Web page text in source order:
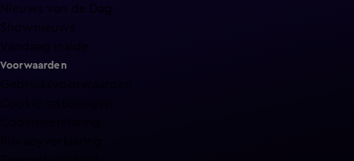
Nieuws van de Dag
Shownieuws
Vandaag Inside
Voorwaarden